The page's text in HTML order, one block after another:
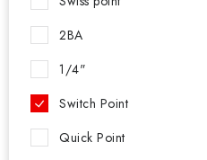
2BA
1/4"
Switch Point
Quick Point